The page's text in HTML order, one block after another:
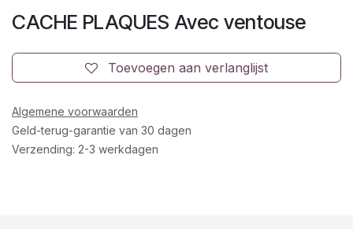
CACHE PLAQUES Avec ventouse
Toevoegen aan verlanglijst
Algemene voorwaarden
Geld-terug-garantie van 30 dagen
Verzending: 2-3 werkdagen